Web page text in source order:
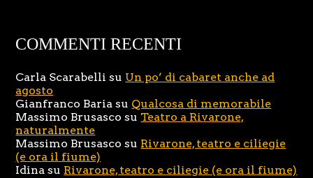
COMMENTI RECENTI
Carla Scarabelli su Un po’ di cabaret anche ad
agosto
Gianfranco Baria su Qualcosa di memorabile
Massimo Brusasco su Teatro a Rivarone,
naturalmente
Massimo Brusasco su Rivarone, teatro e ciliegie
(e ora il fiume)
Idina su Rivarone, teatro e ciliegie (e ora il fiume)